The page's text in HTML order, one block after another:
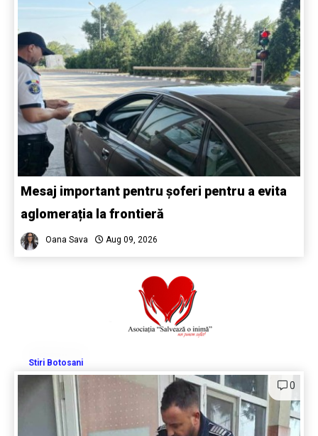
Mesaj important pentru șoferi pentru a evita
aglomerația la frontieră
Oana Sava Aug 09, 2026
Stiri Botosani
0